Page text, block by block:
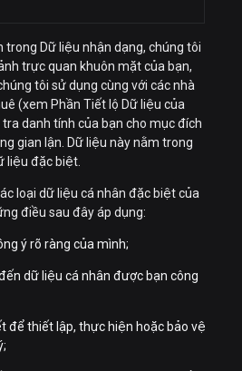
trong Dữ liệu nhận dạng, chúng tôi
trực quan khuôn mặt của bạn,
tôi sử dụng cùng với các nhà
(xem Phần Tiết lộ Dữ liệu của
danh tính của bạn cho mục đích
gian lận. Dữ liệu này nằm trong
liệu đặc biệt.
loại dữ liệu cá nhân đặc biệt của
điều sau đây áp dụng:
ý rõ ràng của mình;
dữ liệu cá nhân được bạn công
để thiết lập, thực hiện hoặc bảo vệ